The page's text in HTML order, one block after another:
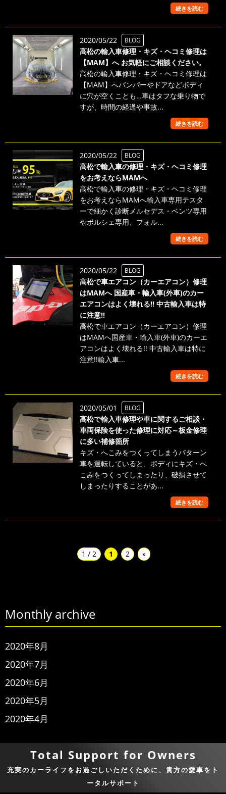
続きを読む
2020/05/22 BLOG
高松の輸入車修理・キズ・ヘコミ修理は
【MAM】へ お気軽にご相談ください。
高松の輸入車修理・キズ・ヘコミ修理は
【MAM】へバンパーやドアなどボディ
に穴が空くことも…車はタフな乗り物で
すが、時間の経過や事故...
続きを読む
2020/05/22 BLOG
高松で輸入車の修理・キズ・ヘコミ修理
をお考えならMAMへ
高松で輸入車の修理・キズ・ヘコミ修理
をお考えならMAMへ輸入車専用テスタ
ーで細かく診断メルセデス・ベンツ専用
やポルシェ専用、フォル...
続きを読む
2020/05/22 BLOG
高松で車エアコン（カーエアコン）修理
はMAMへ 国産車・輸入車(外車)のカー
エアコンはよく壊れる!! 中古輸入車は特
に注意!!
高松で車エアコン（カーエアコン）修理
はMAMへ国産車・輸入車(外車)のカーエ
アコンはよく壊れる!! 中古輸入車は特に
注意!!輸入車...
続きを読む
2020/05/01 BLOG
高松で輸入車修理や車に関するご相談・
車両保険を使った修理に対応～板金修理
に多い補修箇所
キズ・へこみをつくってしまうパターン
車を運転していると、ボディにキズ・へ
こみをつくってしまったり、破損させて
しまったりすることがあ...
続きを読む
1 / 2 1 2 »
Monthly archive
2020年8月
2020年7月
2020年6月
2020年5月
2020年4月
Total Support for Owners
充実のカーライフをお過ごしいただくために、貴方の愛車をト
ータルサポート